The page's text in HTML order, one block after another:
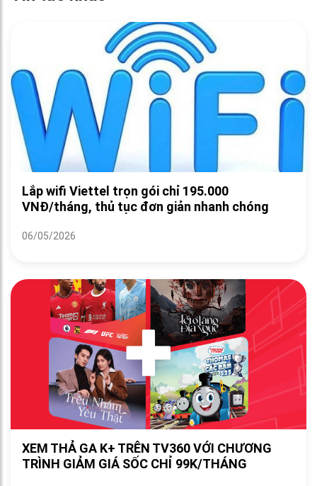
Lắp wifi Viettel trọn gói chỉ 195.000
VNĐ/tháng, thủ tục đơn giản nhanh chóng
06/05/2026
XEM THẢ GA K+ TRÊN TV360 VỚI CHƯƠNG
TRÌNH GIẢM GIÁ SỐC CHỈ 99K/THÁNG